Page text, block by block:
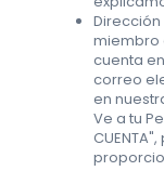
miembro
cuenta
correo
en
Ve a tu